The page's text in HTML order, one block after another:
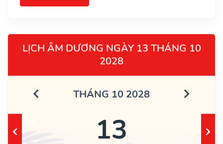
LỊCH ÂM DƯƠNG NGÀY 13 THÁNG 10
2028
THÁNG 10 2028
13